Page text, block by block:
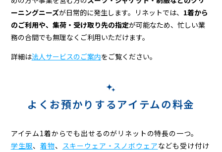
ーニングニーズが日常的に発生します。リネットでは、 1着から
のご利用や、集荷・受け取り先の指定が可能なため、忙しい業
務の合間でも無理なくご利用いただけます。
詳細は法人サービスのご案内をご覧ください。
よくお預かりするアイテムの料金
アイテム1着からでも出せるのがリネットの特長の一つ。
学生服、着物、 スキーウェア・スノボウェアなども受け付け